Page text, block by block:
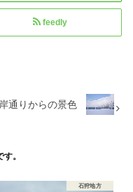
feedly
通りからの景色
。
石狩地方